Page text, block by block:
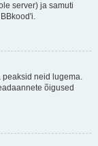
server) ja samuti
peaksid neid lugema.
õigused